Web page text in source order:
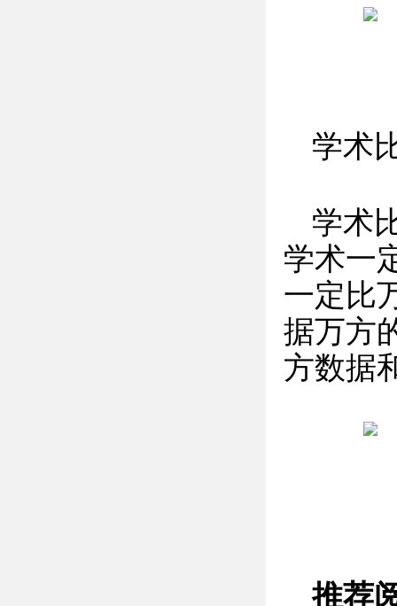
学术
学术
学术一
一定比
据万方
方数据
推荐